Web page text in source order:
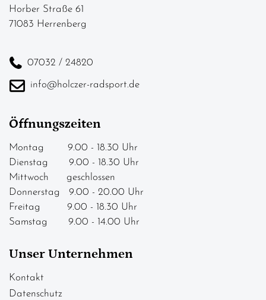
Horber Straße 61
71083 Herrenberg
07032 / 24820
info@holczer-radsport.de
Öffnungszeiten
Montag 9.00 - 18.30 Uhr
Dienstag 9.00 - 18.30 Uhr
Mittwoch geschlossen
Donnerstag 9.00 - 20.00 Uhr
Freitag 9.00 - 18.30 Uhr
Samstag 9.00 - 14.00 Uhr
Unser Unternehmen
Kontakt
Datenschutz